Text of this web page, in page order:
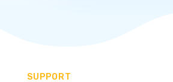
SUPPORT